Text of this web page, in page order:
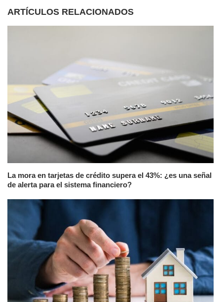
ARTÍCULOS RELACIONADOS
La mora en tarjetas de crédito supera el 43%: ¿es una señal
de alerta para el sistema financiero?